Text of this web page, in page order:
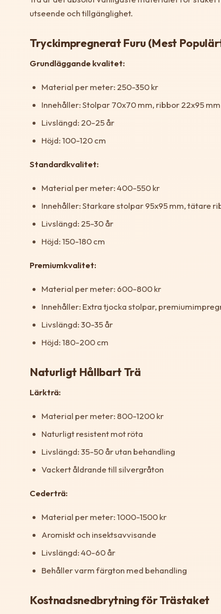
utseende och tillgänglighet.
Tryckimpregnerat Furu (Mest
Grundläggande kvalitet:
Material per meter: 250-350 kr
Innehåller: Stolpar 70x70 mm, ribbor 22x95
Livslängd: 20-25 år
Höjd: 100-120 cm
Standardkvalitet:
Material per meter: 400-550 kr
Innehåller: Starkare stolpar 95x95 mm, tätare
Livslängd: 25-30 år
Höjd: 150-180 cm
Premiumkvalitet:
Material per meter: 600-800 kr
Innehåller: Extra tjocka stolpar,
Livslängd: 30-35 år
Höjd: 180-200 cm
Naturligt Hållbart Trä
Lärkträ:
Material per meter: 800-1200 kr
Naturligt resistent mot röta
Livslängd: 35-50 år utan behandling
Vackert åldrande till silvergråton
Cederträ:
Material per meter: 1000-1500 kr
Aromiskt och insektsavvisande
Livslängd: 40-60 år
Behåller varm färgton med behandling
Kostnadsnedbrytning för Trästaket